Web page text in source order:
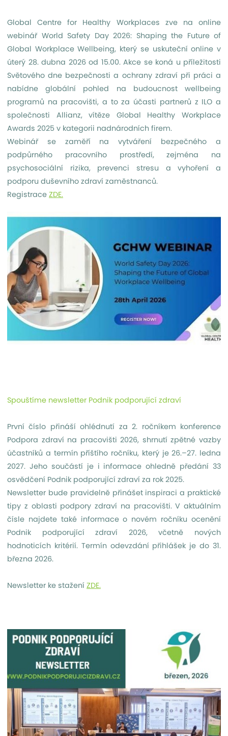
Global Centre for Healthy Workplaces zve na online
webinář World Safety Day 2026: Shaping the Future of
Global Workplace Wellbeing, který se uskuteční online v
úterý 28. dubna 2026 od 15.00. Akce se koná u příležitosti
Světového dne bezpečnosti a ochrany zdraví při práci a
nabídne globální pohled na budoucnost wellbeing
programů na pracovišti, a to za účasti partnerů z ILO a
společnosti Allianz, vítěze Global Healthy Workplace
Awards 2025 v kategorii nadnárodních firem.
Webinář se zaměří na vytváření bezpečného a
podpůrného pracovního prostředí, zejména na
psychosociální rizika, prevenci stresu a vyhoření a
podporu duševního zdraví zaměstnanců.
Registrace ZDE.
Spouštíme newsletter Podnik podporující zdraví
První číslo přináší ohlédnutí za 2. ročníkem konference
Podpora zdraví na pracovišti 2026, shrnutí zpětné vazby
účastníků a termín příštího ročníku, který je 26.–27. ledna
2027. Jeho součástí je i informace ohledně předání 33
osvědčení Podnik podporující zdraví za rok 2025.
Newsletter bude pravidelně přinášet inspiraci a praktické
tipy z oblasti podpory zdraví na pracovišti. V aktuálním
čísle najdete také informace o novém ročníku ocenění
Podnik podporující zdraví 2026, včetně nových
hodnoticích kritérií. Termín odevzdání přihlášek je do 31.
března 2026.
Newsletter ke stažení ZDE.